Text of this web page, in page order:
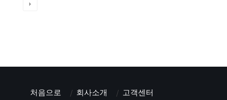
처음으로 회사소개 고객센터